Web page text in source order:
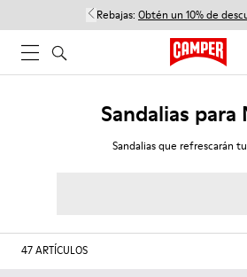
Rebajas: Obtén un 10% de
Sandalias para
Sandalias que refrescarán
47ARTÍCULOS